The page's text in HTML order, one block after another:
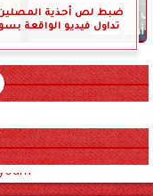
ضبط لص أحذية
تداول فيديو الواقعة